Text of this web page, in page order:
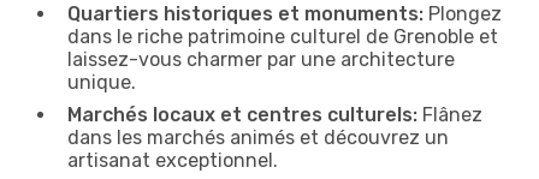
Quartiers historiques et monuments: Plongez
dans le riche patrimoine culturel de Grenoble et
laissez-vous charmer par une architecture
unique.
Marchés locaux et centres culturels: Flânez
dans les marchés animés et découvrez un
artisanat exceptionnel.